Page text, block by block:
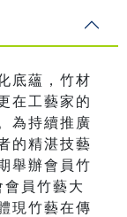
底蘊，竹材
在工藝家的
為持續推廣
的精湛技藝
舉辦會員竹
員竹藝大
現竹藝在傳